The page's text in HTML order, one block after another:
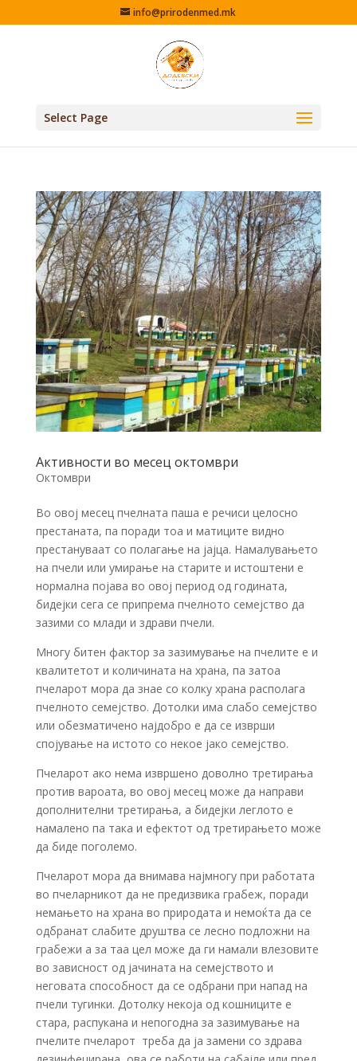
info@prirodenmed.mk
Select Page
Активности во месец октомври
Октомври
Во овој месец пчелната паша е речиси целосно
престаната, па поради тоа и матиците видно
престануваат со полагање на јајца. Намалувањето
на пчели или умирање на старите и истоштени е
нормална појава во овој период од годината,
бидејки сега се припрема пчелното семејство да
зазими со млади и здрави пчели.
Многу битен фактор за зазимување на пчелите е и
квалитетот и количината на храна, па затоа
пчеларот мора да знае со колку храна располага
пчелното семејство. Дотолки има слабо семејство
или обезматичено најдобро е да се изврши
спојување на истото со некое јако семејство.
Пчеларот ако нема извршено доволно третирања
против вароата, во овој месец може да направи
дополнителни третирања, а бидејки леглото е
намалено па така и ефектот од третирањето може
да биде поголемо.
Пчеларот мора да внимава најмногу при работата
во пчеларникот да не предизвика грабеж, поради
немањето на храна во природата и немоќта да се
одбранат слабите друштва се лесно подложни на
грабежи а за таа цел може да ги намали влезовите
во зависност од јачината на семејството и
неговата способност да се одбрани при напад на
пчели тугинки. Дотолку некоја од кошниците е
стара, распукана и непогодна за зазимување на
пчелите пчеларот треба да ја замени со здрава